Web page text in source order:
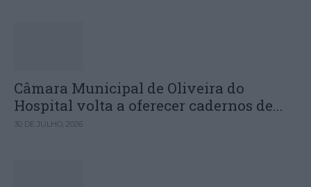
Câmara Municipal de Oliveira do
Hospital volta a oferecer cadernos de...
30 DE JULHO, 2026